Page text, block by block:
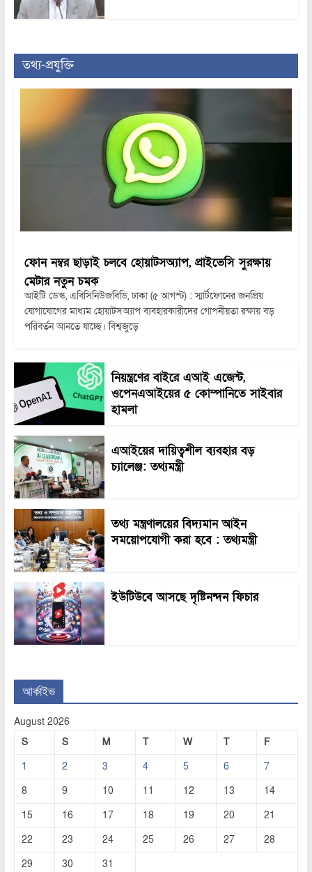
তথ্য-প্রযুক্তি
ফোন নম্বর ছাড়াই চলবে হোয়াটসঅ্যাপ, প্রাইভেসি সুরক্ষায়
মেটার নতুন চমক
আইটি ডেস্ক, এবিসিনিউজবিডি, ঢাকা (৫ আগস্ট) : স্মার্টফোনের জনপ্রিয়
যোগাযোগের মাধ্যম হোয়াটসঅ্যাপ ব্যবহারকারীদের গোপনীয়তা রক্ষায় বড়
পরিবর্তন আনতে যাচ্ছে। বিশ্বজুড়ে
নিয়ন্ত্রণের বাইরে এআই এজেন্ট,
ওপেনএআইয়ের ৫ কোম্পানিতে সাইবার
হামলা
এআইয়ের দায়িত্বশীল ব্যবহার বড়
চ্যালেঞ্জ: তথ্যমন্ত্রী
তথ্য মন্ত্রণালয়ের বিদ্যমান আইন
সময়োপযোগী করা হবে : তথ্যমন্ত্রী
ইউটিউবে আসছে দৃষ্টিনন্দন ফিচার
আর্কাইভ
August 2026
S
S M T W T
F
1
2 3 4 5 6
7
8
9 10 11 12 13
14
15
16 17 18 19 20
21
22
23 24 25 26 27
28
29
30 31